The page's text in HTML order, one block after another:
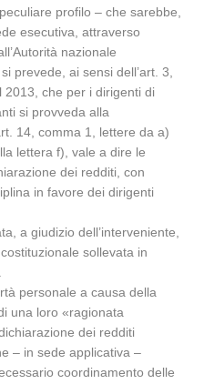
profilo – che sarebbe,
esecutiva, attraverso
nazionale
prevede, ai sensi dell’art. 3,
che per i dirigenti di
si provveda alla
14, comma 1, lettere da a)
lettera f), vale a dire le
dei redditi, con
in favore dei dirigenti
a giudizio dell’interveniente,
sollevata in
personale a causa della
una loro «ragionata
dei redditi
– in sede applicativa –
coordinamento delle